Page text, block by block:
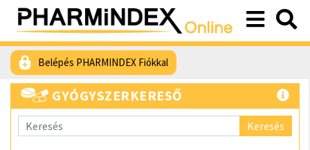
Belépés PHARMINDEX Fiókkal
GYÓGYSZERKERESŐ
Keresés